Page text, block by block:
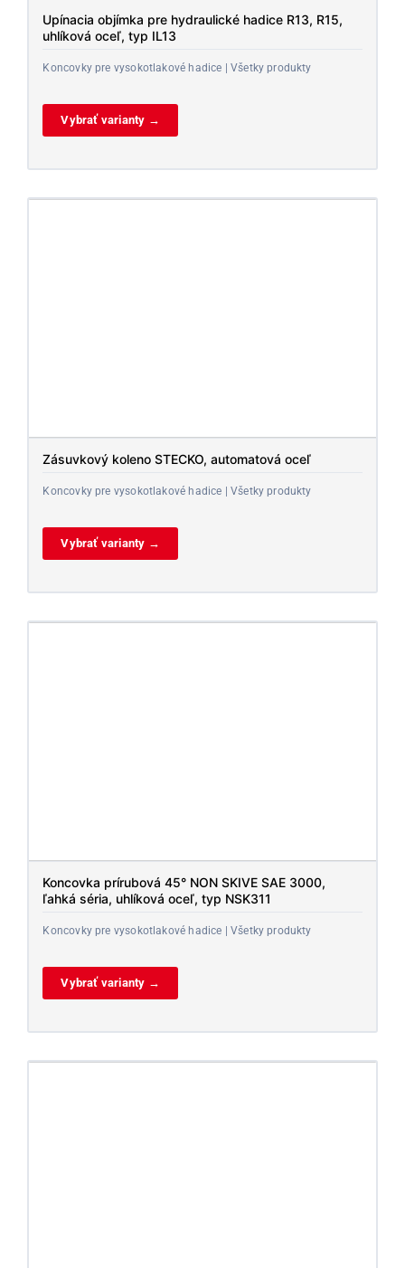
Upínacia objímka pre hydraulické hadice R13, R15,
uhlíková oceľ, typ IL13
Koncovky pre vysokotlakové hadice | Všetky produkty
Vybrať varianty →
Zásuvkový koleno STECKO, automatová oceľ
Koncovky pre vysokotlakové hadice | Všetky produkty
Vybrať varianty →
Koncovka prírubová 45° NON SKIVE SAE 3000,
ľahká séria, uhlíková oceľ, typ NSK311
Koncovky pre vysokotlakové hadice | Všetky produkty
Vybrať varianty →